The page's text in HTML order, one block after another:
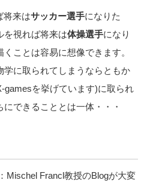
将来はサッカー選手になりた
を視れば将来は体操選手になり
ことは容易に想像できます。
に取られてしまうならともか
gamesを挙げています)に取られ
できることとは一体・・・
Mischel Francl教授のBlogが大変